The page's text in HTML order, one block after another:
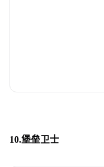
10.堡垒卫士